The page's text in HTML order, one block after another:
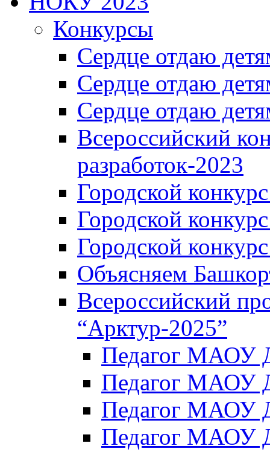
Конкурсы
Сердце отдаю
Сердце отдаю
Сердце отдаю
Всероссийский
разработок-2023
Городской
Городской
Городской
Объясняем
Всероссийский
“Арктур-2025”
Педагог МАОУ
Педагог МАОУ
Педагог МАОУ
Педагог МАОУ